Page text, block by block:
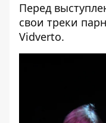
Перед
свои треки
Vidverto.